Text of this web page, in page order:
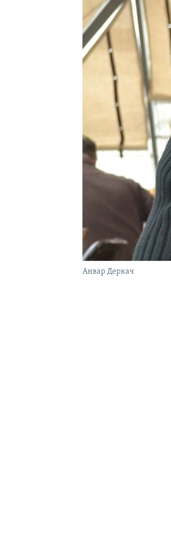
КРЫМ.НЕПОКОРЕННЫЙ
УКРАИНСКАЯ ПРОБЛЕМА КРЫМА
Анвар Деркач